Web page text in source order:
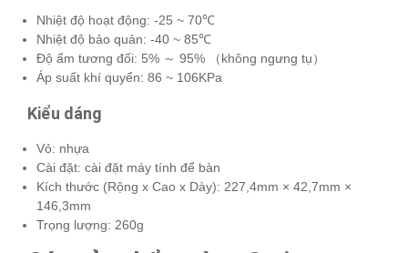
Nhiệt độ hoạt động: -25 ~ 70℃
Nhiệt độ bảo quản: -40 ~ 85℃
Độ ẩm tương đối: 5% ～ 95% （không ngưng tụ）
Áp suất khí quyển: 86 ~ 106KPa
Kiểu dáng
Vỏ: nhựa
Cài đặt: cài đặt máy tính để bàn
Kích thước (Rộng x Cao x Dày): 227,4mm × 42,7mm ×
146,3mm
Trọng lượng: 260g